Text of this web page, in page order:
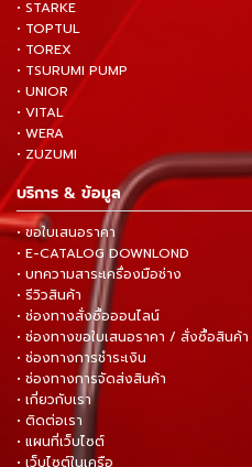
• STARKE
• TOPTUL
• TOREX
• TSURUMI PUMP
• UNIOR
• VITAL
• WERA
• ZUZUMI
บริการ & ข้อมูล
• ขอใบเสนอราคา
• E-CATALOG DOWNLOND
• บทความสาระเครื่องมือช่าง
• รีวิวสินค้า
• ช่องทางสั่งซื้อออนไลน์
• ช่องทางขอใบเสนอราคา / สั่งซื้อสินค้า
• ช่องทางการชำระเงิน
• ช่องทางการจัดส่งสินค้า
• เกี่ยวกับเรา
• ติดต่อเรา
• แผนที่เว็บไซต์